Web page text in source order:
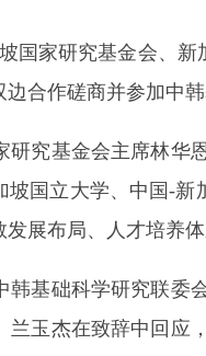
家研究基金会、新
合作磋商并参加中
基金会主席林华
国立大学、中国-
展布局、人才培养
础科学研究联委会
玉杰在致辞中回